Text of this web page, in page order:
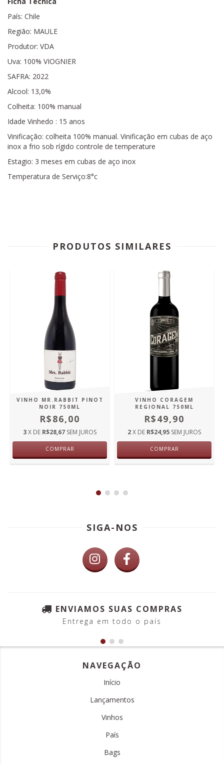
País: Chile
Região: MAULE
Produtor: VDA
Uva: 100% VIOGNIER
SAFRA: 2022
Alcool: 13,0%
Colheita: 100% manual
Idade Vinhedo : 15 anos
Vinificação: colheita 100% manual. Vinificação em cubas de aço
inox a frio sob rígido controle de temperature
Estagio: 3 meses em cubas de aço inox
Temperatura de Serviço:8°c
PRODUTOS SIMILARES
VINHO MR.RABBIT PINOT
NOIR 750ML
R$86,00
3X DE R$28,67 SEM JUROS
COMPRAR
VINHO CORAGEM
REGIONAL 750ML
R$49,90
2X DE R$24,95 SEM JUROS
COMPRAR
SIGA-NOS
ENVIAMOS SUAS COMPRAS
Entrega em todo o país
NAVEGAÇÃO
Início
Lançamentos
Vinhos
País
Bags